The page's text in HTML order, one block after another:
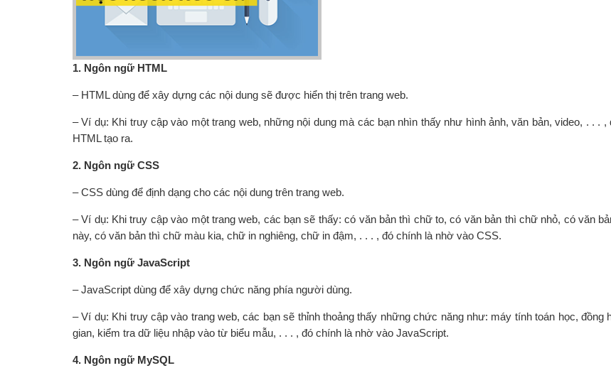
1. Ngôn ngữ HTML
– HTML dùng để xây dựng các nội dung sẽ được hiển thị trên trang web.
– Ví dụ: Khi truy cập vào một trang web, những nội dung mà các bạn nhìn thấy như hình ảnh, văn bản, video, . . . ,
HTML tạo ra.
2. Ngôn ngữ CSS
– CSS dùng để định dạng cho các nội dung trên trang web.
– Ví dụ: Khi truy cập vào một trang web, các bạn sẽ thấy: có văn bản thì chữ to, có văn bản thì chữ nhỏ, có văn
này, có văn bản thì chữ màu kia, chữ in nghiêng, chữ in đậm, . . . , đó chính là nhờ vào CSS.
3. Ngôn ngữ JavaScript
– JavaScript dùng để xây dựng chức năng phía người dùng.
– Ví dụ: Khi truy cập vào trang web, các bạn sẽ thỉnh thoảng thấy những chức năng như: máy tính toán học, đồng
gian, kiểm tra dữ liệu nhập vào từ biểu mẫu, . . . , đó chính là nhờ vào JavaScript.
4. Ngôn ngữ MySQL